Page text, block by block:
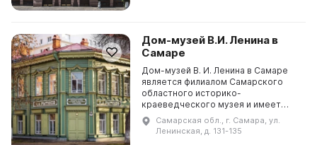
Дом-музей В.И. Ленина в
Самаре
Дом-музей В. И. Ленина в Самаре
является филиалом Самарского
областного историко-
краеведческого музея и имеет
федеральное значение. Он
расположен на территории бывшей
городской купеческой усадьбы ХIХ
Самарская обл., г. Самара, ул.
Ленинская, д. 131-135